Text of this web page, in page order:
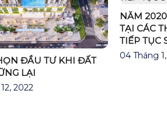
ĐẦU TƯ KHI ĐẤT
LẠI
2022
NĂM
TẠI CÁC
TIẾP TỤC
04 Tháng